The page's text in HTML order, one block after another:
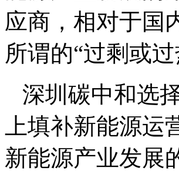
应商，相对于国
所谓的“过剩或过
深圳碳中和选
上填补新能源
新能源产业发展